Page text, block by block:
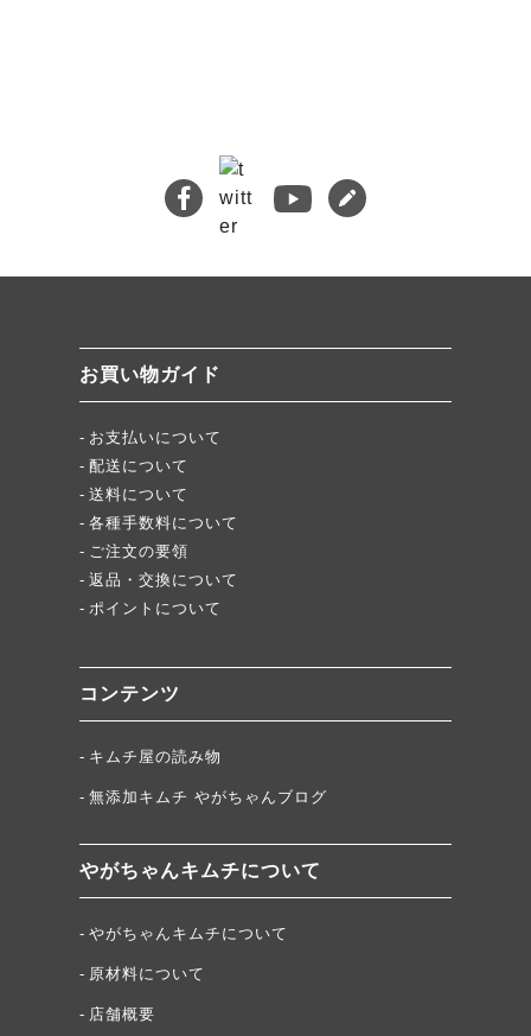
熊本地震義援金について
キムチバイキングはお得です！
牡蠣ジュルカレー、絶品中の絶品!
絶品チャーシュー、おすすめ！
「頂・その先」圧倒的美味！
お買い物ガイド
お支払いについて
配送について
送料について
各種手数料について
ご注文の要領
返品・交換について
ポイントについて
コンテンツ
キムチ屋の読み物
無添加キムチ やがちゃんブログ
やがちゃんキムチについて
やがちゃんキムチについて
原材料について
店舗概要